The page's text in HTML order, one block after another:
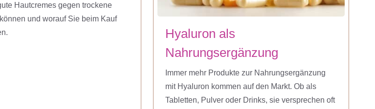
Hautcremes gegen trockene
und worauf Sie beim Kauf
Hyaluron als
Nahrungsergänzung
Immer mehr Produkte zur Nahrungsergänzung
mit Hyaluron kommen auf den Markt. Ob als
Tabletten, Pulver oder Drinks, sie versprechen oft